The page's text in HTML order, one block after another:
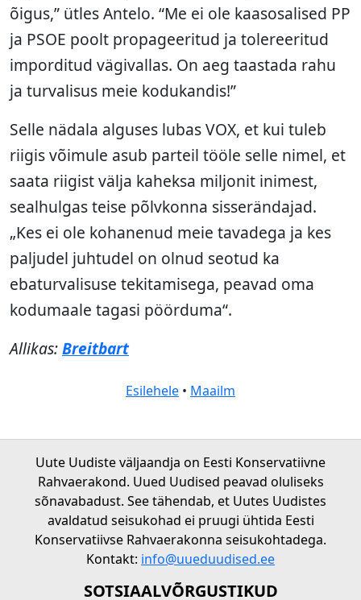
õigus,” ütles Antelo. “Me ei ole kaasosalised PP
ja PSOE poolt propageeritud ja tolereeritud
imporditud vägivallas. On aeg taastada rahu
ja turvalisus meie kodukandis!”
Selle nädala alguses lubas VOX, et kui tuleb
riigis võimule asub parteil tööle selle nimel, et
saata riigist välja kaheksa miljonit inimest,
sealhulgas teise põlvkonna sisserändajad.
„Kes ei ole kohanenud meie tavadega ja kes
paljudel juhtudel on olnud seotud ka
ebaturvalisuse tekitamisega, peavad oma
kodumaale tagasi pöörduma“.
Allikas:Breitbart
Esilehele • Maailm
Uute Uudiste väljaandja on Eesti Konservatiivne
Rahvaerakond. Uued Uudised peavad oluliseks
sõnavabadust. See tähendab, et Uutes Uudistes
avaldatud seisukohad ei pruugi ühtida Eesti
Konservatiivse Rahvaerakonna seisukohtadega.
Kontakt: info@uueduudised.ee
SOTSIAALVÕRGUSTIKUD